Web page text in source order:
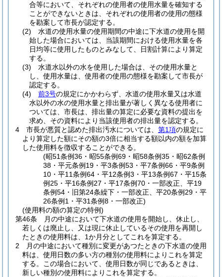
合等において、それぞれの使用者の使用水量を確知する
ことができないときは、それぞれの使用者の使用の態様
を勘案して市長が認定する。
(2)
水道の使用水量の使用期間の中途に下水道の使用を開
始した場合においては、当該期間における使用水量を各
日均等に使用したものとみなして、日割計算により算定
する。
(3)
水道水以外の水を使用した場合は、その使用水量と
し、使用水量は、使用者の使用の態様を勘案して市長が
認定する。
(4)
前3号の規定にかかわらず、水道の使用水量又は水道
水以外の水の使用水量と排出量が著しく異なる使用者に
ついては、市長は、排出量の算定に必要な資料の提出を
求め、その資料により当該使用者の排出量を認定する。
4
市長が悪質と認めた排出汚水については、 第1項の規定に
より算定した額にその額の3倍に相当する額以内の額を加算
した使用料を徴収することができる。
(昭51条例36・昭55条例69・昭58条例35・昭62条例
38・平元条例19・平3条例53・平7条例66・平9条例
10・平11条例64・平12条例3・平13条例67・平15条
例25・平16条例27・平17条例70・一部改正、平19
条例54・旧第24条繰下・一部改正、平20条例29・平
26条例1・平31条例8・一部改正)
(使用料の額の算定の特例)
第46条
月の中途において下水道の使用を開始し、休止し、
若しくは廃止し、又は現に休止しているその使用を再開し
たときの使用料は、1か月分としてこれを算定する。
2
月の中途において種別に変更があつたときの下水道の使用
料は、使用日数の多い方の種別の使用料によりこれを算定
する。
この場合において、使用日数が同じであるときは、
新しい種別の使用料によりこれを算定する。